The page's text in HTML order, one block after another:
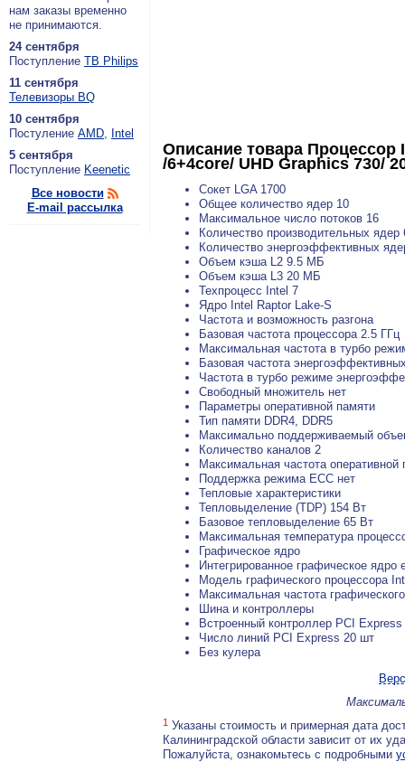
нам за­ка­зы вре­мен­но
не при­ни­ма­ют­ся.
24 сентября
По­ступ­ле­ние ТВ Philips
11 сентября
Теле­ви­зо­ры BQ
10 сентября
По­сту­ле­ние AMD, Intel
5 сентября
По­ступ­ле­ние Keenetic
Все новости
E-mail рассылка
Описание товара Процессор
/6+4core/ UHD Graphics 730/
Сокет LGA 1700
Общее количество ядер 10
Максимальное число потоков 16
Количество производительных ядер
Количество энергоэффективных
Объем кэша L2 9.5 МБ
Объем кэша L3 20 МБ
Техпроцесс Intel 7
Ядро Intel Raptor Lake-S
Частота и возможность разгона
Базовая частота процессора 2.5 ГГц
Максимальная частота в турбо
Базовая частота
Частота в турбо режиме
Свободный множитель нет
Параметры оперативной памяти
Тип памяти DDR4, DDR5
Максимально поддерживаемый
Количество каналов 2
Максимальная частота
Поддержка режима ECC нет
Тепловые характеристики
Тепловыделение (TDP) 154 Вт
Базовое тепловыделение 65 Вт
Максимальная температура
Графическое ядро
Интегрированное графическое ядро
Модель графического процессора
Максимальная частота
Шина и контроллеры
Встроенный контроллер PCI
Число линий PCI Express 20 шт
Без кулера
1 Указаны стоимость и примерная дата
Калининградской области зависит от их
Пожалуйста, ознакомьтесь с подробными